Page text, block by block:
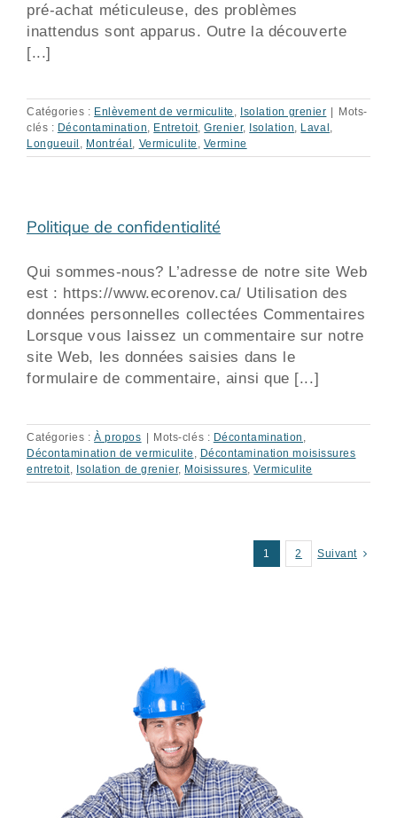
pré-achat méticuleuse, des problèmes
inattendus sont apparus. Outre la découverte
[...]
Catégories : Enlèvement de vermiculite , Isolation grenier | Mots-
clés : Décontamination, Entretoit,Grenier, Isolation, Laval,
Longueuil , Montréal, Vermiculite , Vermine
Politique de confidentialité
Qui sommes-nous? L’adresse de notre site Web
est : https://www.ecorenov.ca/ Utilisation des
données personnelles collectées Commentaires
Lorsque vous laissez un commentaire sur notre
site Web, les données saisies dans le
formulaire de commentaire, ainsi que [...]
Catégories :À propos | Mots-clés : Décontamination ,
Décontamination de vermiculite , Décontamination moisissures
entretoit, Isolation de grenier, Moisissures,Vermiculite
1 2 Suivant